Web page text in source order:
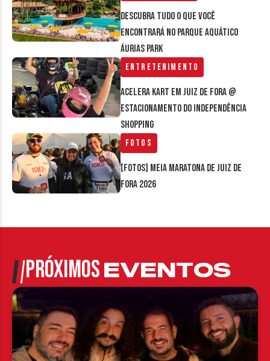
Descubra tudo o que você
encontrará no parque aquático
Áurias Park
Entretenimento
Acelera Kart em Juiz de Fora @
estacionamento do Independência
Shopping
Fotos
[FOTOS] Meia Maratona de Juiz de
Fora 2026
PRÓXIMOSEVENTOS